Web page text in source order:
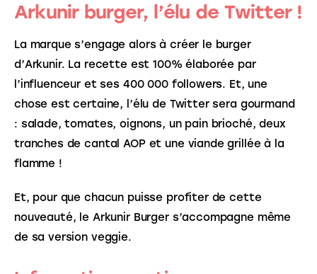
Arkunir burger, l’élu de Twitter !
La marque s’engage alors à créer le burger
d’Arkunir. La recette est 100% élaborée par
l’influenceur et ses 400 000 followers. Et, une
chose est certaine, l’élu de Twitter sera gourmand
: salade, tomates, oignons, un pain brioché, deux
tranches de cantal AOP et une viande grillée à la
flamme !
Et, pour que chacun puisse profiter de cette
nouveauté, le Arkunir Burger s’accompagne même
de sa version veggie.